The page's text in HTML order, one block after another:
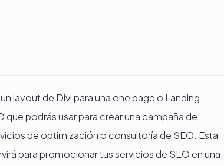
layout de Divi para una one page o Landing
que podrás usar para crear una campaña de
de optimización o consultoría de SEO. Esta
para promocionar tus servicios de SEO en una